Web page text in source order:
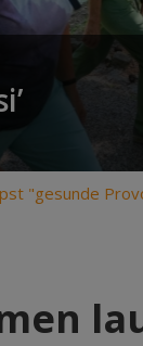
"gesunde